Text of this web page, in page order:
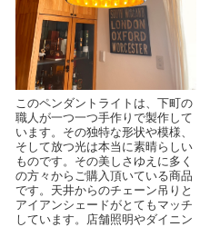
このペンダントライトは、下町の
職人が一つ一つ手作りで製作して
います。その独特な形状や模様、
そして放つ光は本当に素晴らしい
ものです。その美しさゆえに多く
の方々からご購入頂いている商品
です。天井からのチェーン吊りと
アイアンシェードがとてもマッチ
しています。店舗照明やダイニン